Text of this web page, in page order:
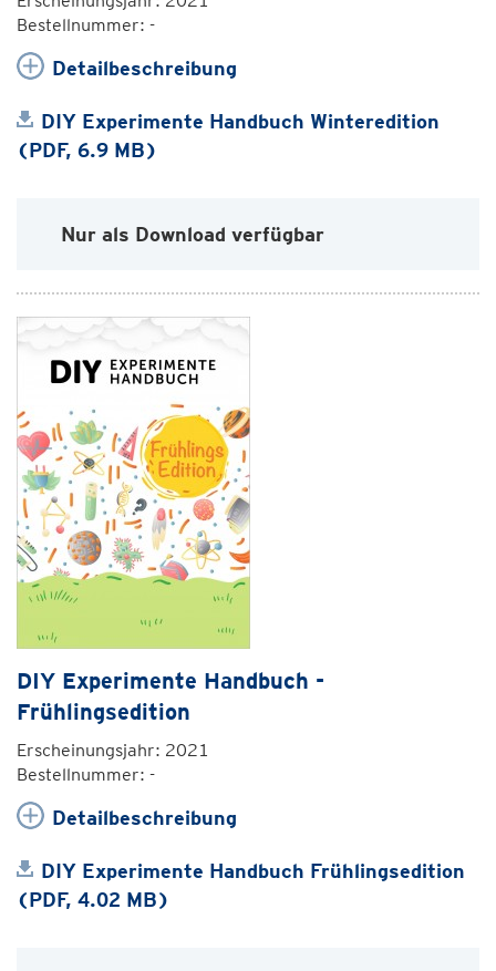
Bestellnummer: -
Detailbeschreibung
DIY Experimente Handbuch Winteredition
(PDF, 6.9 MB)
Nur als Download verfügbar
DIY Experimente Handbuch -
Frühlingsedition
Erscheinungsjahr: 2021
Bestellnummer: -
Detailbeschreibung
DIY Experimente Handbuch Frühlingsedition
(PDF, 4.02 MB)